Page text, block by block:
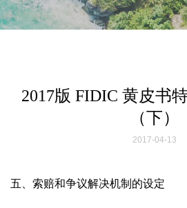
2017版 FIDIC 黄皮书
（下）
2017-04-13
五、索赔和争议解决机制的设定